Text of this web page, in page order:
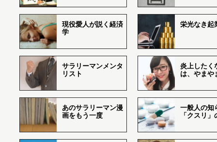
現役愛人が説く経済
学
栄光なき起
サラリーマンメンタ
リスト
炎上したく
は、やまや
あのサラリーマン漫
画をもう一度
一般人の知
「クスリ